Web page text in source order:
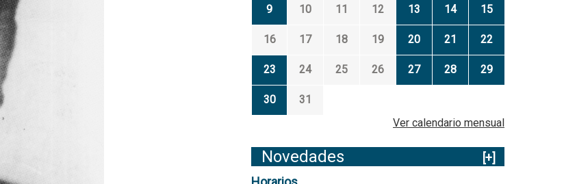
9 10 11 12 13 14 15
16 17 18 19 20 21 22
23 24 25 26 27 28 29
30
31
Ver calendario mensual
Novedades
[+]